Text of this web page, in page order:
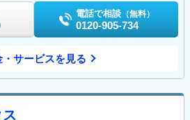
電話で相談 （無料）
0120-905-734
・サービスを見る